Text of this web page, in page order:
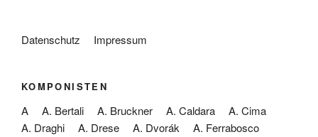
Datenschutz Impressum
KOMPONISTEN
A A. Bertali A. Bruckner A. Caldara
A. Cima
A. Draghi
A. Drese A. Dvorák
A. Ferrabosco